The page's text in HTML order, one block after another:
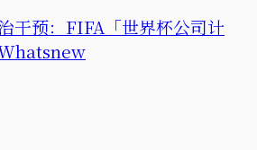
干预：FIFA「世界杯公司计